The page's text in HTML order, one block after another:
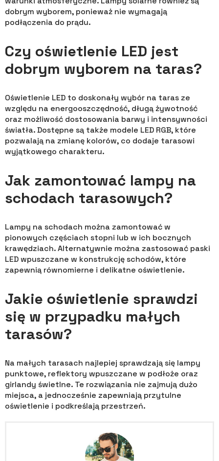
dobrym wyborem, ponieważ nie wymagają
podłączenia do prądu.
Czy oświetlenie LED jest
dobrym wyborem na taras?
Oświetlenie LED to doskonały wybór na taras ze
względu na energooszczędność, długą żywotność
oraz możliwość dostosowania barwy i intensywności
światła. Dostępne są także modele LED RGB, które
pozwalają na zmianę kolorów, co dodaje tarasowi
wyjątkowego charakteru.
Jak zamontować lampy na
schodach tarasowych?
Lampy na schodach można zamontować w
pionowych częściach stopni lub w ich bocznych
krawędziach. Alternatywnie można zastosować paski
LED wpuszczane w konstrukcję schodów, które
zapewnią równomierne i delikatne oświetlenie.
Jakie oświetlenie sprawdzi
się w przypadku małych
tarasów?
Na małych tarasach najlepiej sprawdzają się lampy
punktowe, reflektory wpuszczane w podłoże oraz
girlandy świetlne. Te rozwiązania nie zajmują dużo
miejsca, a jednocześnie zapewniają przytulne
oświetlenie i podkreślają przestrzeń.